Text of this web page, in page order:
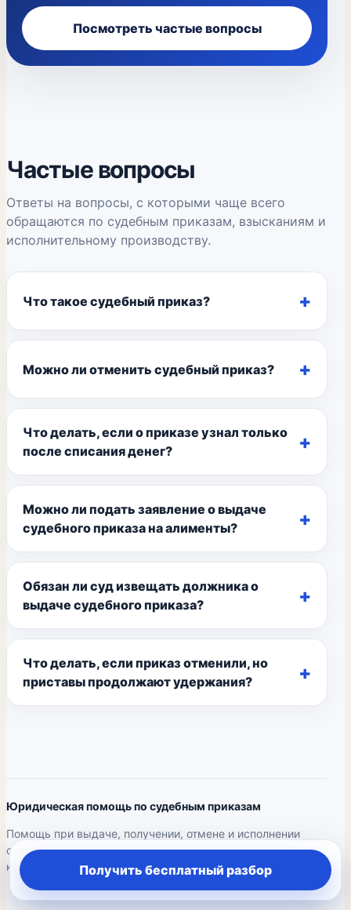
Посмотреть частые вопросы
Частые вопросы
Ответы на вопросы, с которыми чаще всего
обращаются по судебным приказам, взысканиям и
исполнительному производству.
Что такое судебный приказ?
Можно ли отменить судебный приказ?
Что делать, если о приказе узнал только
после списания денег?
Можно ли подать заявление о выдаче
судебного приказа на алименты?
Обязан ли суд извещать должника о
выдаче судебного приказа?
Что делать, если приказ отменили, но
приставы продолжают удержания?
Юридическая помощь по судебным приказам
Помощь при выдаче, получении, отмене и исполнении
судебного приказа по алиментам, долгам, зарплате,
коммунальным платежам, взносам и взысканиям.
Получить бесплатный разбор